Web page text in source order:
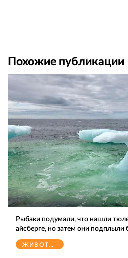
Похожие публикации
Рыбаки подумали, что нашли
айсберге, но затем они подплыли
ЖИВОТНЫЕ